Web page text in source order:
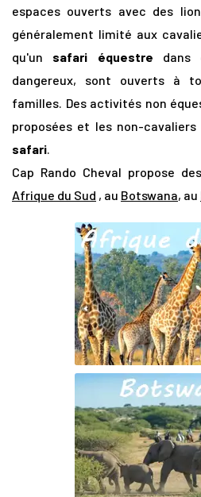
espaces ouverts avec des
généralement limité aux
qu'un safari équestre dans
dangereux, sont ouverts à
familles. Des activités non
proposées et les non-
safari.
Cap Rando Cheval propose des
Afrique du Sud , au Botswana, au